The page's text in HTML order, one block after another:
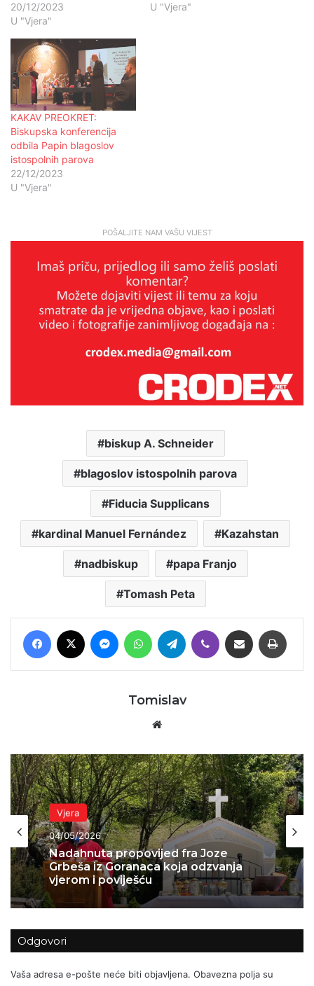
20/12/2023
U "Vjera"
U "Vjera"
KAKAV PREOKRET:
Biskupska konferencija
odbila Papin blagoslov
istospolnih parova
22/12/2023
U "Vjera"
POŠALJITE NAM VAŠU VIJEST
biskup A. Schneider
blagoslov istospolnih parova
Fiducia Supplicans
kardinal Manuel Fernández Kazahstan
nadbiskup papa Franjo
Tomash Peta
Facebook MessengerWhatsAppTelegram Viber Podijeli putem E-maila
Tomislav
Vjera
04/05/2026
Nadahnuta propovijed fra Joze
Grbeša iz Goranaca koja odzvanja
Vjera
05/04/2026
Najljepše misli svetog Augustina
Odgovori
Vaša adresa e-pošte neće biti objavljena. Obavezna polja su